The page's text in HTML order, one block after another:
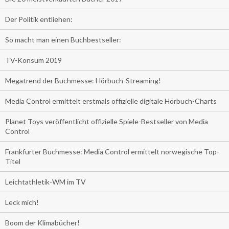
Der Politik entliehen:
So macht man einen Buchbestseller:
TV-Konsum 2019
Megatrend der Buchmesse: Hörbuch-Streaming!
Media Control ermittelt erstmals offizielle digitale Hörbuch-Charts
Planet Toys veröffentlicht offizielle Spiele-Bestseller von Media
Control
Frankfurter Buchmesse: Media Control ermittelt norwegische Top-
Titel
Leichtathletik-WM im TV
Leck mich!
Boom der Klimabücher!